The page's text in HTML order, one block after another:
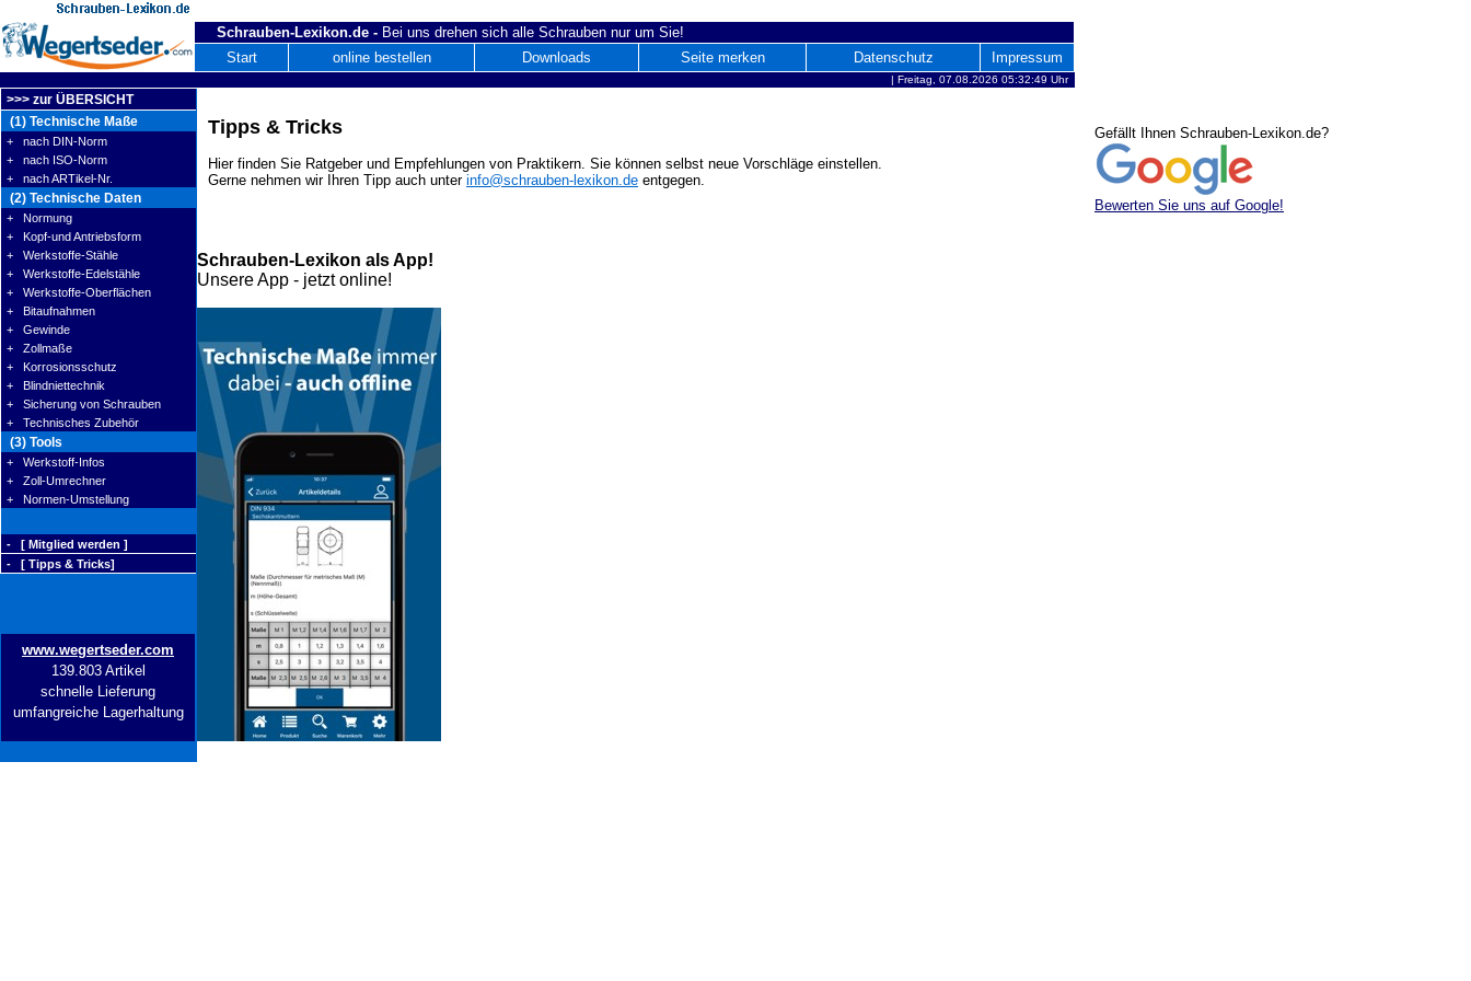
Schrauben-Lexikon.de - Bei uns drehen sich alle Schrauben nur um Sie!
Start
online bestellen Downloads Seite merken Datenschutz Impressum
| Freitag, 07.08.2026 05:32:49 Uhr
>>> zur ÜBERSICHT
(1) Technische Maße
+ nach DIN-Norm
+ nach ISO-Norm
+ nach ARTikel-Nr.
(2) Technische Daten
+ Normung
+ Kopf-und Antriebsform
+ Werkstoffe-Stähle
+ Werkstoffe-Edelstähle
+ Werkstoffe-Oberflächen
+ Bitaufnahmen
+ Gewinde
+ Zollmaße
+ Korrosionsschutz
+ Blindniettechnik
+ Sicherung von Schrauben
+ Technisches Zubehör
(3) Tools
+ Werkstoff-Infos
+ Zoll-Umrechner
+ Normen-Umstellung
- [ Mitglied werden ]
- [ Tipps & Tricks]
www.wegertseder.com
139.803 Artikel
schnelle Lieferung
umfangreiche Lagerhaltung
Tipps & Tricks
Hier finden Sie Ratgeber und Empfehlungen von Praktikern. Sie können selbst neue Vorschläge einstellen.
Gerne nehmen wir Ihren Tipp auch unter info@schrauben-lexikon.de entgegen.
Gefällt Ihnen Schrauben-Lexikon.de?
Bewerten Sie uns auf Google!
Schrauben-Lexikon als App!
Unsere App - jetzt online!